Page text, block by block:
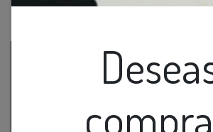
Lamp. Colg. 4L G9 Luces Rect.